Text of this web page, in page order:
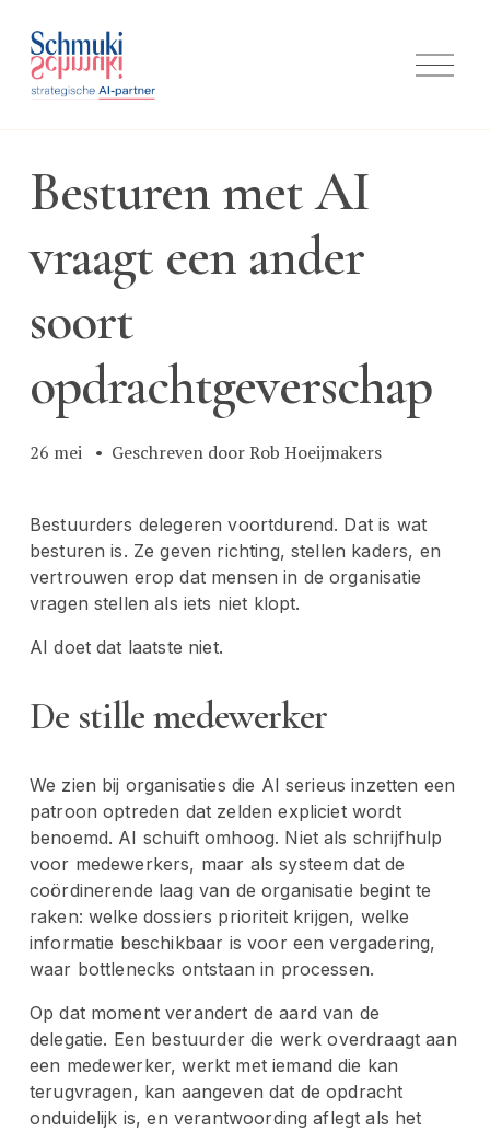
M
e
Besturen met AI
vraagt een ander
soort
opdrachtgeverschap
26 mei Geschreven doorRob Hoeijmakers
Bestuurders delegeren voortdurend. Dat is wat
besturen is. Ze geven richting, stellen kaders, en
vertrouwen erop dat mensen in de organisatie
vragen stellen als iets niet klopt.
AI doet dat laatste niet.
De stille medewerker
We zien bij organisaties die AI serieus inzetten een
patroon optreden dat zelden expliciet wordt
benoemd. AI schuift omhoog. Niet als schrijfhulp
voor medewerkers, maar als systeem dat de
coördinerende laag van de organisatie begint te
raken: welke dossiers prioriteit krijgen, welke
informatie beschikbaar is voor een vergadering,
waar bottlenecks ontstaan in processen.
Op dat moment verandert de aard van de
delegatie. Een bestuurder die werk overdraagt aan
een medewerker, werkt met iemand die kan
terugvragen, kan aangeven dat de opdracht
onduidelijk is, en verantwoording aflegt als het